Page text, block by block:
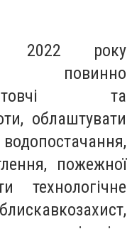
2022 року
повинно
та
облаштувати
пожежної
технологічне